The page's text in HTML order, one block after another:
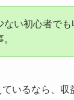
い初心者でも
いるなら、